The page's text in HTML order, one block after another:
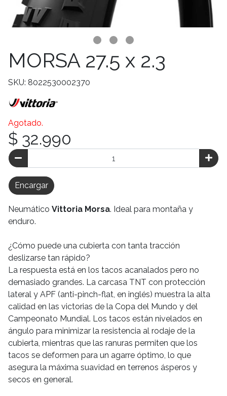
MORSA 27.5 x 2.3
SKU: 8022530002370
Agotado.
$ 32.990
Encargar
Neumático Vittoria Morsa. Ideal para montaña y
enduro.
¿Cómo puede una cubierta con tanta tracción
deslizarse tan rápido?
La respuesta está en los tacos acanalados pero no
demasiado grandes. La carcasa TNT con protección
lateral y APF (anti-pinch-flat, en inglés) muestra la alta
calidad en las victorias de la Copa del Mundo y del
Campeonato Mundial. Los tacos están nivelados en
ángulo para minimizar la resistencia al rodaje de la
cubierta, mientras que las ranuras permiten que los
tacos se deformen para un agarre óptimo, lo que
asegura la máxima suavidad en terrenos ásperos y
secos en general.